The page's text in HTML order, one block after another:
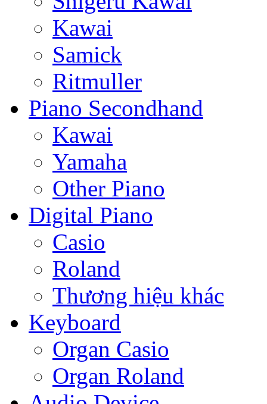
Kawai
Samick
Ritmuller
Piano Secondhand
Kawai
Yamaha
Other Piano
Digital Piano
Casio
Roland
Thương hiệu khác
Keyboard
Organ Casio
Organ Roland